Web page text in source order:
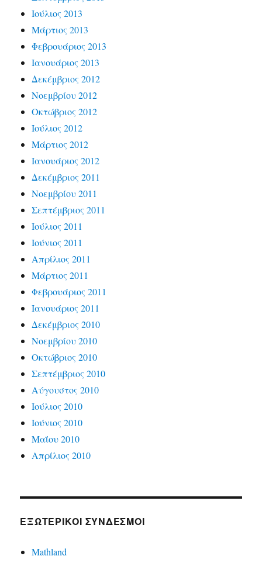
Ιούλιος 2013
Μάρτιος 2013
Φεβρουάριος 2013
Ιανουάριος 2013
Δεκέμβριος 2012
Νοεμβρίου 2012
Οκτώβριος 2012
Ιούλιος 2012
Μάρτιος 2012
Ιανουάριος 2012
Δεκέμβριος 2011
Νοεμβρίου 2011
Σεπτέμβριος 2011
Ιούλιος 2011
Ιούνιος 2011
Απρίλιος 2011
Μάρτιος 2011
Φεβρουάριος 2011
Ιανουάριος 2011
Δεκέμβριος 2010
Νοεμβρίου 2010
Οκτώβριος 2010
Σεπτέμβριος 2010
Αύγουστος 2010
Ιούλιος 2010
Ιούνιος 2010
Μαΐου 2010
Απρίλιος 2010
ΕΞΩΤΕΡΙΚΟΊ ΣΎΝΔΕΣΜΟΙ
Mathland